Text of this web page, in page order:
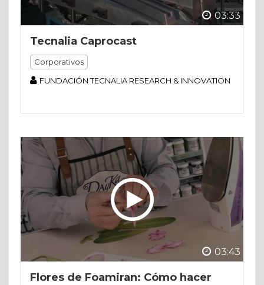
03:33
Tecnalia Caprocast
Corporativos
FUNDACIÓN TECNALIA RESEARCH & INNOVATION
03:43
Flores de Foamiran: Cómo hacer